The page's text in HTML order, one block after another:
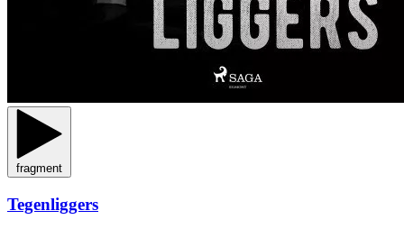
fragment
Tegenliggers